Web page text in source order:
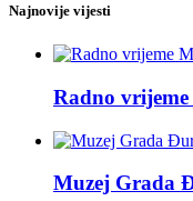
Najnovije vijesti
Radno
Muzej Grada